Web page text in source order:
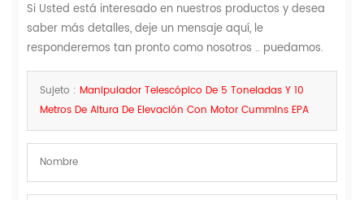
Si Usted está interesado en nuestros productos y desea
saber más detalles, deje un mensaje aquí, le
responderemos tan pronto como nosotros .. puedamos.
Sujeto : Manipulador Telescópico De 5 Toneladas Y 10
Metros De Altura De Elevación Con Motor Cummins EPA